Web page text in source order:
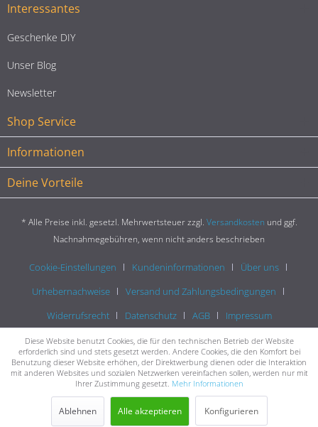
Interessantes
Geschenke DIY
Unser Blog
Newsletter
Shop Service
Informationen
Deine Vorteile
* Alle Preise inkl. gesetzl. Mehrwertsteuer zzgl. Versandkosten und ggf.
Nachnahmegebühren, wenn nicht anders beschrieben
Cookie-Einstellungen Kundeninformationen
Über uns
Urhebernachweise
Versand und Zahlungsbedingungen
Widerrufsrecht
Datenschutz AGB Impressum
Diese Website benutzt Cookies, die für den technischen Betrieb der Website
erforderlich sind und stets gesetzt werden. Andere Cookies, die den Komfort bei
Benutzung dieser Website erhöhen, der Direktwerbung dienen oder die Interaktion
mit anderen Websites und sozialen Netzwerken vereinfachen sollen, werden nur mit
Ihrer Zustimmung gesetzt. Mehr Informationen
Ablehnen Alle akzeptieren Konfigurieren